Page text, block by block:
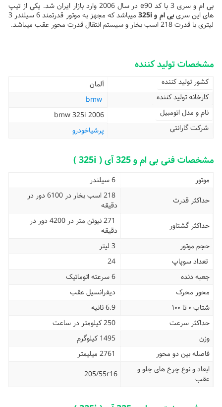
بی ام و سری 3 با کد e90 در سال 2006 وارد بازار ایران شد. یکی از تیپ
های این سریبی ام و 325i
میباشد که مجهز به موتور قدرتمند 6 سیلندر 3
لیتری با قدرت 218 اسب بخار و سیستم انتقال قدرت محور عقب میباشد.
مشخصات تولید کننده
کشور تولید کننده
آلمان
کارخانه تولید کننده
نام و مدل اتومبیل
bmw 325i 2006
شرکت گارانتی
پرشیاخودرو
مشخصات فنی بی ام و 325 آی ( 325i )
موتور
حداکثر قدرت
218 اسب بخار در 6100 دور در
دقیقه
حداکثر گشتاور
271 نیوتن متر در 4200 دور در
دقیقه
حجم موتور
تعداد سوپاپ
جعبه دنده
محور محرک
دیفرانسیل عقب
شتاب ۰ تا ۱۰۰
حداکثر سرعت
وزن
فاصله بین دو محور
ابعاد و نوع چرخ های جلو و
عقب
205/55r16